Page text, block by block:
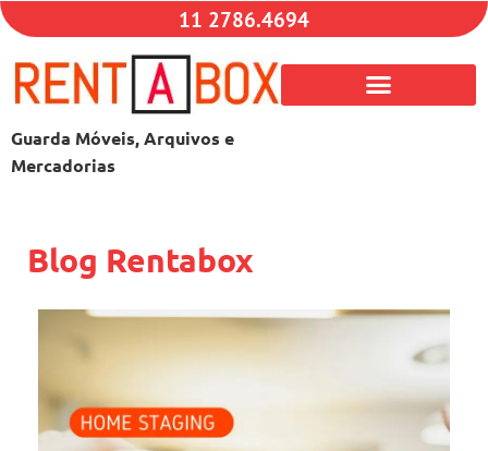
11 2786.4694
Guarda Móveis, Arquivos e
Mercadorias
Blog Rentabox